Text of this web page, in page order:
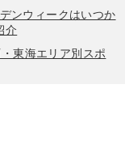
ンウィークはいつか
介
東海エリア別スポ